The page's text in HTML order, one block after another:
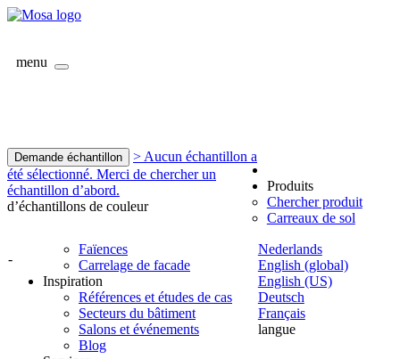
menu
Demande échantillon
> Aucun échantillon a
été sélectionné. Merci de chercher un
échantillon d’abord.
d’échantillons de couleur
-
Nederlands
English (global)
English (US)
Deutsch
Français
langue
Produits
Chercher produit
Carreaux de sol
Faïences
Carrelage de facade
Inspiration
Références et études de cas
Secteurs du bâtiment
Salons et événements
Blog